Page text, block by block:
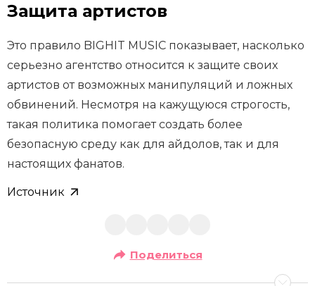
Защита артистов
Это правило BIGHIT MUSIC показывает, насколько
серьезно агентство относится к защите своих
артистов от возможных манипуляций и ложных
обвинений. Несмотря на кажущуюся строгость,
такая политика помогает создать более
безопасную среду как для айдолов, так и для
настоящих фанатов.
Источник
Поделиться